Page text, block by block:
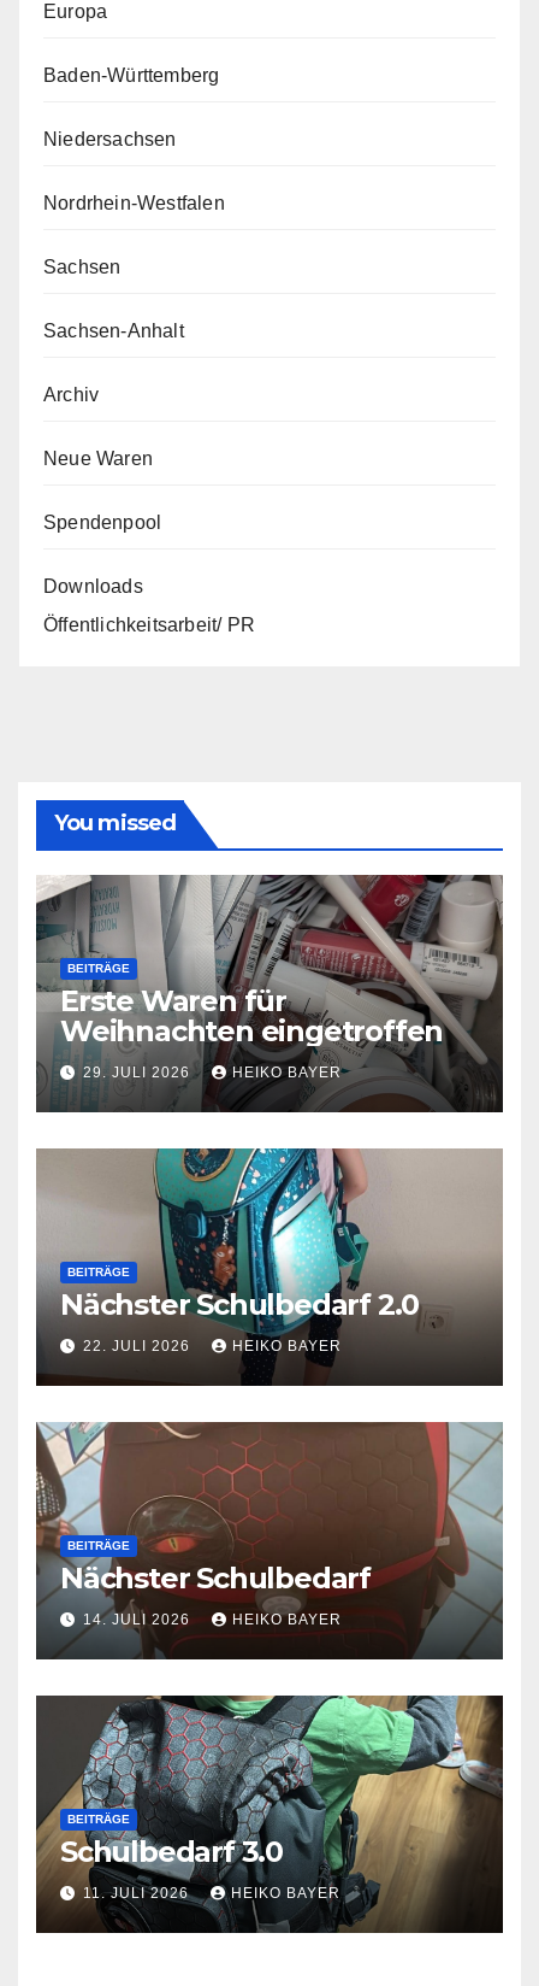
Europa
Baden-Württemberg
Niedersachsen
Nordrhein-Westfalen
Sachsen
Sachsen-Anhalt
Archiv
Neue Waren
Spendenpool
Downloads
Öffentlichkeitsarbeit/ PR
You missed
BEITRÄGE
Erste Waren für
Weihnachten eingetroffen
29. JULI 2026 HEIKO BAYER
BEITRÄGE
Nächster Schulbedarf 2.0
22. JULI 2026 HEIKO BAYER
BEITRÄGE
Nächster Schulbedarf
14. JULI 2026 HEIKO BAYER
BEITRÄGE
Schulbedarf 3.0
11. JULI 2026 HEIKO BAYER